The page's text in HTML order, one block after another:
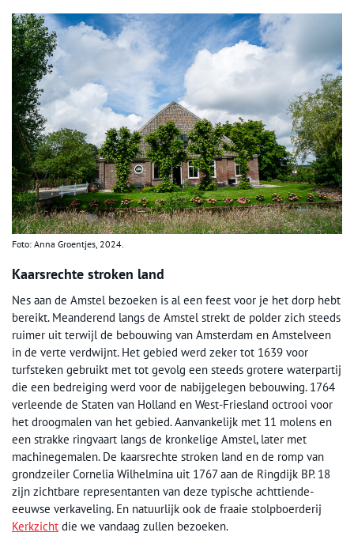
Foto: Anna Groentjes, 2024.
Kaarsrechte stroken land
Nes aan de Amstel bezoeken is al een feest voor je het dorp hebt
bereikt. Meanderend langs de Amstel strekt de polder zich steeds
ruimer uit terwijl de bebouwing van Amsterdam en Amstelveen
in de verte verdwijnt. Het gebied werd zeker tot 1639 voor
turfsteken gebruikt met tot gevolg een steeds grotere waterpartij
die een bedreiging werd voor de nabijgelegen bebouwing. 1764
verleende de Staten van Holland en West-Friesland octrooi voor
het droogmalen van het gebied. Aanvankelijk met 11 molens en
een strakke ringvaart langs de kronkelige Amstel, later met
machinegemalen. De kaarsrechte stroken land en de romp van
grondzeiler Cornelia Wilhelmina uit 1767 aan de Ringdijk BP. 18
zijn zichtbare representanten van deze typische achttiende-
eeuwse verkaveling. En natuurlijk ook de fraaie stolpboerderij
Kerkzicht die we vandaag zullen bezoeken.